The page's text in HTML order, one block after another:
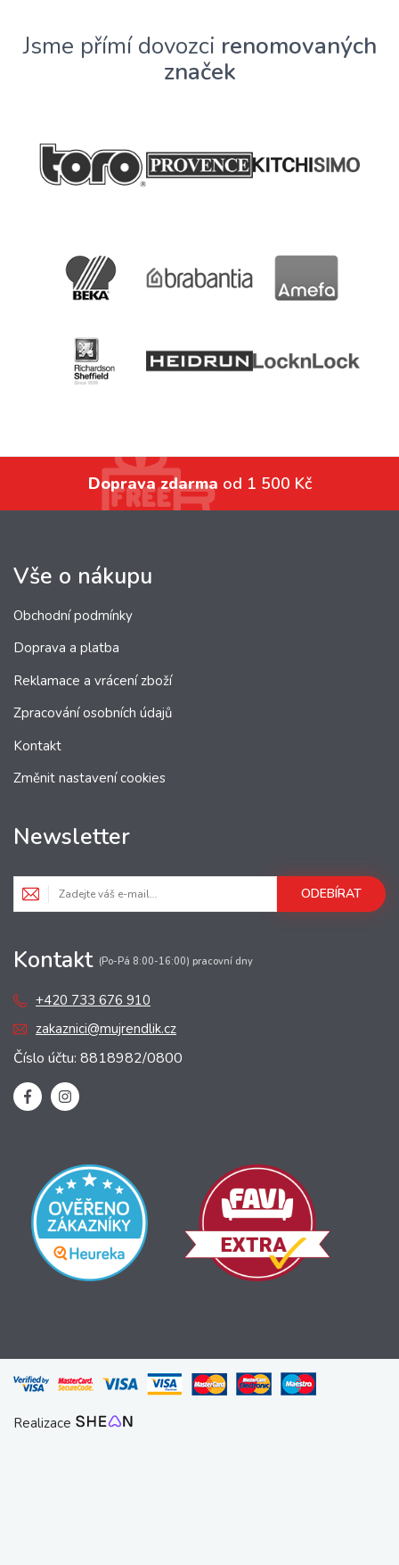
Jsme přímí dovozci renomovaných
značek
Doprava zdarma od 1 500 Kč
Vše o nákupu
Obchodní podmínky
Doprava a platba
Reklamace a vrácení zboží
Zpracování osobních údajů
Kontakt
Změnit nastavení cookies
Newsletter
ODEBÍRAT
Kontakt (Po-Pá 8:00-16:00) pracovní dny
+420 733 676 910
zakaznici@mujrendlik.cz
Číslo účtu: 8818982/0800
Realizace